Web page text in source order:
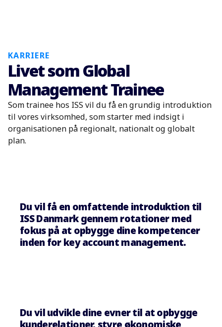
KARRIERE
Livet som Global
Management Trainee
Som trainee hos ISS vil du få en grundig introduktion
til vores virksomhed, som starter med indsigt i
organisationen på regionalt, nationalt og globalt
plan.
Du vil få en omfattende introduktion til
ISS Danmark gennem rotationer med
fokus på at opbygge dine kompetencer
inden for key account management.
Du vil udvikle dine evner til at opbygge